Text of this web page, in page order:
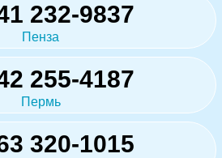
232-9837
Пенза
255-4187
Пермь
320-1015